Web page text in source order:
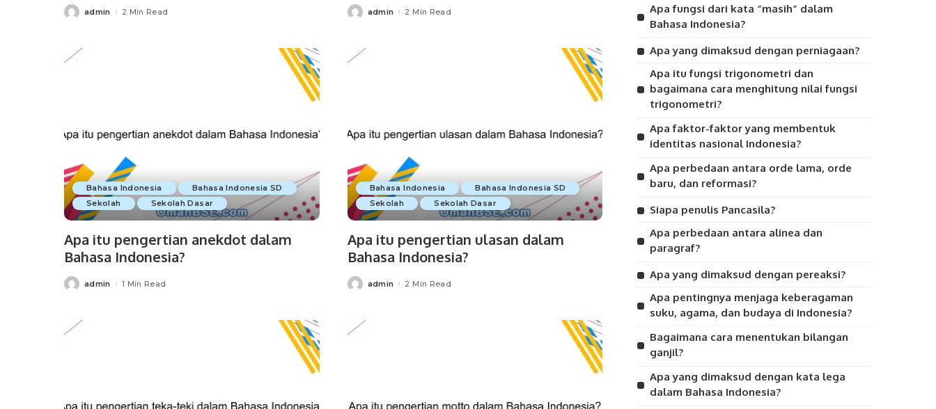
Postedadmin 2 Min Read Postedadmin 2 Min Read
Bahasa Indonesia
Bahasa Indonesia SD
Sekolah
Sekolah Dasar
Apa itu pengertian anekdot dalam
Bahasa Indonesia?
Postedadmin 1 Min Read
Bahasa Indonesia
Bahasa Indonesia SD
Sekolah
Sekolah Dasar
Apa itu pengertian ulasan dalam
Bahasa Indonesia?
Postedadmin 2 Min Read
Apa fungsi dari kata “masih” dalam
Bahasa Indonesia?
Apa yang dimaksud dengan perniagaan?
Apa itu fungsi trigonometri dan
bagaimana cara menghitung nilai fungsi
trigonometri?
Apa faktor-faktor yang membentuk
identitas nasional Indonesia?
Apa perbedaan antara orde lama, orde
baru, dan reformasi?
Siapa penulis Pancasila?
Apa perbedaan antara alinea dan
paragraf?
Apa yang dimaksud dengan pereaksi?
Apa pentingnya menjaga keberagaman
suku, agama, dan budaya di Indonesia?
Bagaimana cara menentukan bilangan
ganjil?
Apa yang dimaksud dengan kata lega
dalam Bahasa Indonesia?